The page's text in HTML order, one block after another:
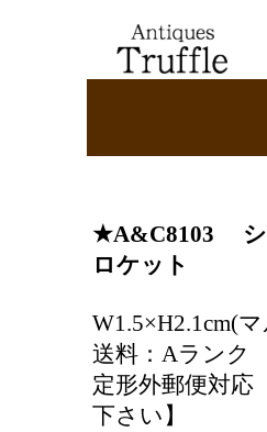
★A&C8103
ロケット
W1.5×H2.1cm(
送料：Aランク
定形外郵便対応
下さい】